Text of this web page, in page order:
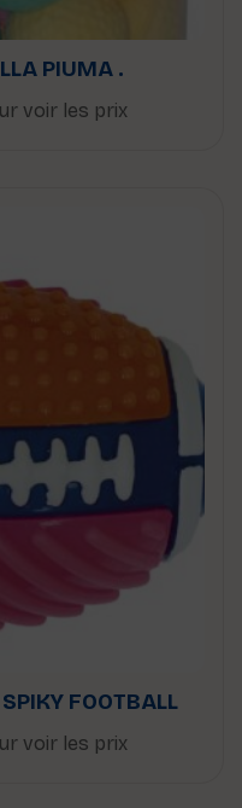
PIUMA .
voir les prix
FOOTBALL
voir les prix